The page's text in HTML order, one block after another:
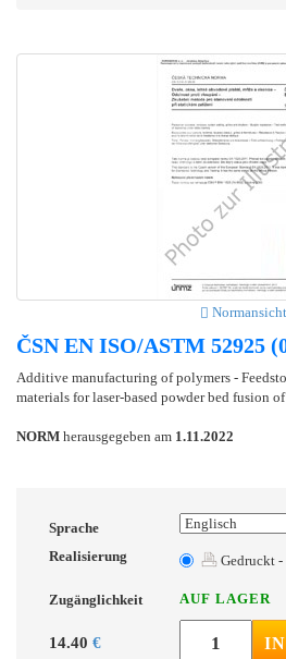
Normansicht
ČSN EN ISO/ASTM 52925
Additive manufacturing of polymers -
materials for laser-based powder bed fusion
NORM herausgegeben am 1.11.2022
Sprache
Realisierung
Gedruckt
Zugänglichkeit AUF LAGER
14.40 €